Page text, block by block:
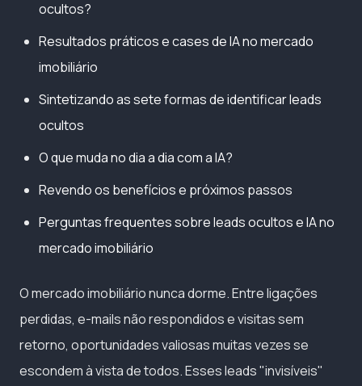
ocultos?
Resultados práticos e cases de IA no mercado
imobiliário
Sintetizando as sete formas de identificar leads
ocultos
O que muda no dia a dia com a IA?
Revendo os benefícios e próximos passos
Perguntas frequentes sobre leads ocultos e IA no
mercado imobiliário
O mercado imobiliário nunca dorme. Entre ligações
perdidas, e-mails não respondidos e visitas sem
retorno, oportunidades valiosas muitas vezes se
escondem à vista de todos. Esses leads "invisíveis"